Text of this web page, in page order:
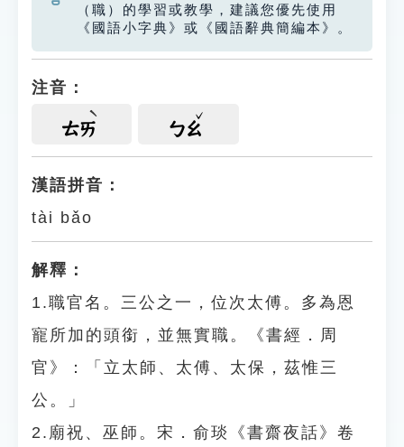
（職）的學習或教學，建議您優先使用
《國語小字典》或《國語辭典簡編本》。
注音：
ㄊㄞ ㄅㄠ
漢語拼音：
tài bǎo
解釋：
1.職官名。三公之一，位次太傅。多為恩
寵所加的頭銜，並無實職。《書經．周
官》：「立太師、太傅、太保，茲惟三
公。」
2.廟祝、巫師。宋．俞琰《書齋夜話》卷